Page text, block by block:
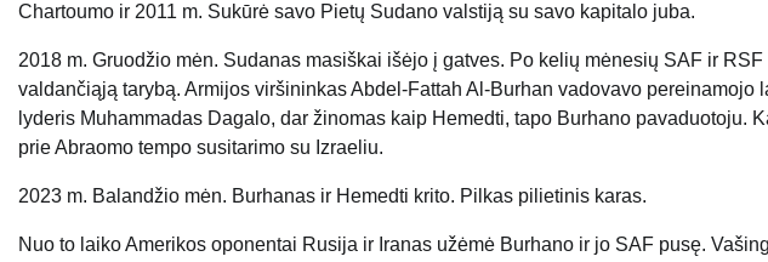
Chartoumo ir 2011 m. Sukūrė savo Pietų Sudano valstiją su savo kapitalo juba.
2018 m. Gruodžio mėn. Sudanas masiškai išėjo į gatves. Po kelių mėnesių SAF ir
valdančiąją tarybą. Armijos viršininkas Abdel-Fattah Al-Burhan vadovavo
lyderis Muhammadas Dagalo, dar žinomas kaip Hemedti, tapo Burhano pavaduotoju.
prie Abraomo tempo susitarimo su Izraeliu.
2023 m. Balandžio mėn. Burhanas ir Hemedti krito. Pilkas pilietinis karas.
Nuo to laiko Amerikos oponentai Rusija ir Iranas užėmė Burhano ir jo SAF pusę.